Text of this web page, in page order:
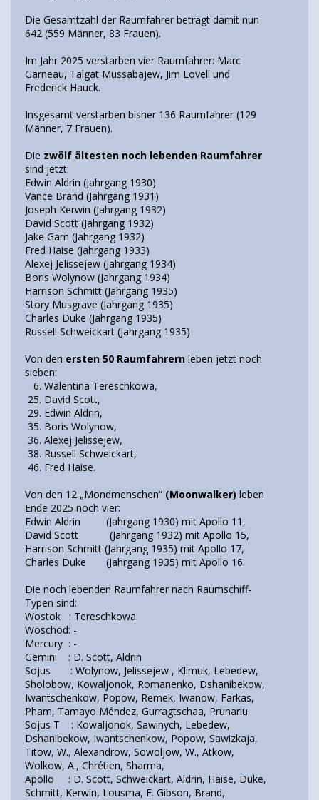
Die Gesamtzahl der Raumfahrer beträgt damit nun
642 (559 Männer, 83 Frauen).
Im Jahr 2025 verstarben vier Raumfahrer: Marc
Garneau, Talgat Mussabajew, Jim Lovell und
Frederick Hauck.
Insgesamt verstarben bisher 136 Raumfahrer (129
Männer, 7 Frauen).
Die zwölf ältesten noch lebenden Raumfahrer
sind jetzt:
Edwin Aldrin (Jahrgang 1930)
Vance Brand (Jahrgang 1931)
Joseph Kerwin (Jahrgang 1932)
David Scott (Jahrgang 1932)
Jake Garn (Jahrgang 1932)
Fred Haise (Jahrgang 1933)
Alexej Jelissejew (Jahrgang 1934)
Boris Wolynow (Jahrgang 1934)
Harrison Schmitt (Jahrgang 1935)
Story Musgrave (Jahrgang 1935)
Charles Duke (Jahrgang 1935)
Russell Schweickart (Jahrgang 1935)
Von den ersten 50 Raumfahrern leben jetzt noch
sieben:
6. Walentina Tereschkowa,
25. David Scott,
29. Edwin Aldrin,
35. Boris Wolynow,
36. Alexej Jelissejew,
38. Russell Schweickart,
46. Fred Haise.
Von den 12 „Mondmenschen“ (Moonwalker) leben
Ende 2025 noch vier:
Edwin Aldrin (Jahrgang 1930) mit Apollo 11,
David Scott (Jahrgang 1932) mit Apollo 15,
Harrison Schmitt (Jahrgang 1935) mit Apollo 17,
Charles Duke (Jahrgang 1935) mit Apollo 16.
Die noch lebenden Raumfahrer nach Raumschiff-
Typen sind:
Wostok : Tereschkowa
Woschod: -
Mercury : -
Gemini : D. Scott, Aldrin
Sojus : Wolynow, Jelissejew , Klimuk, Lebedew,
Sholobow, Kowaljonok, Romanenko, Dshanibekow,
Iwantschenkow, Popow, Remek, Iwanow, Farkas,
Pham, Tamayo Méndez, Gurragtschaa, Prunariu
Sojus T : Kowaljonok, Sawinych, Lebedew,
Dshanibekow, Iwantschenkow, Popow, Sawizkaja,
Titow, W., Alexandrow, Sowoljow, W., Atkow,
Wolkow, A., Chrétien, Sharma,
Apollo : D. Scott, Schweickart, Aldrin, Haise, Duke,
Schmitt, Kerwin, Lousma, E. Gibson, Brand,